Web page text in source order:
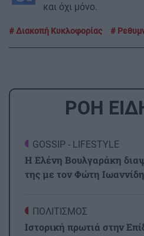
και όχι μόνο.
Διακοπή Κυκλοφορίας
ΡΟΗ
GOSSIP - LIFESTYLE
Η Ελένη Βουλγαράκη
της με τον Φώτη Ιωαννίδη
ΠΟΛΙΤΙΣΜΟΣ
Ιστορική πρωτιά στην